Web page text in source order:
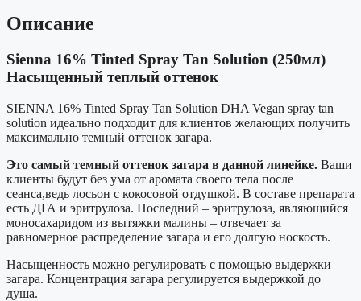
Solution
(250мл)
Описание
Sienna 16% Tinted Spray Tan Solution (250мл)
Насыщенный теплый оттенок
SIENNA 16% Tinted Spray Tan Solution DHA Vegan spray tan
solution идеально подходит для клиентов желающих получить
максимально темный оттенок загара.
Это самый темный оттенок загара в данной линейке. Ваши
клиенты будут без ума от аромата своего тела после
сеанса,ведь лосьон с кокосовой отдушкой. В составе препарата
есть ДГА и эритрулоза. Последний – эритрулоза, являющийся
моносахаридом из вытяжки малины – отвечает за
равномерное распределение загара и его долгую носкость.
Насыщенность можно регулировать с помощью выдержки
загара. Концентрация загара регулируется выдержкой до
душа.